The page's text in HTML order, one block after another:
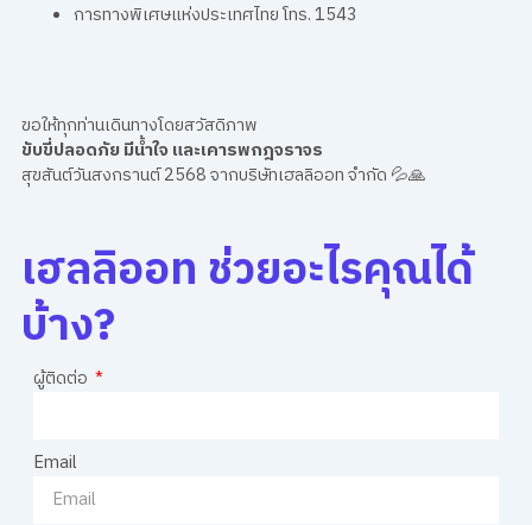
การทางพิเศษแห่งประเทศไทย โทร. 1543
ขอให้ทุกท่านเดินทางโดยสวัสดิภาพ
ขับขี่ปลอดภัย มีน้ำใจ และเคารพกฎจราจร
สุขสันต์วันสงกรานต์ 2568 จากบริษัทเฮลลิออท จำกัด 💦🙏
เฮลลิออท ช่วยอะไรคุณได้
บ้าง?
ผู้ติดต่อ
Email